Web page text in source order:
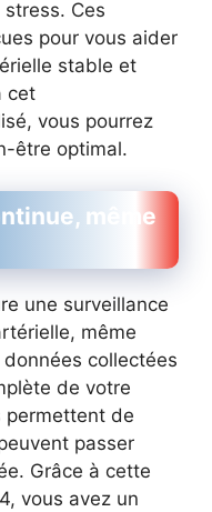
Ces
pour vous aider
stable et
cet
vous pourrez
être optimal.
même
une surveillance
même
collectées
de votre
permettent de
passer
Grâce à cette
vous avez un